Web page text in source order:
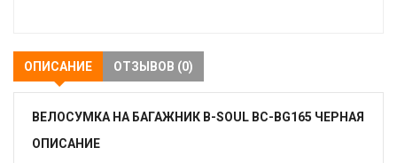
ОПИСАНИЕ ОТЗЫВОВ (0)
ВЕЛОСУМКА НА БАГАЖНИК B-SOUL BC-BG165 ЧЕРНАЯ
ОПИСАНИЕ